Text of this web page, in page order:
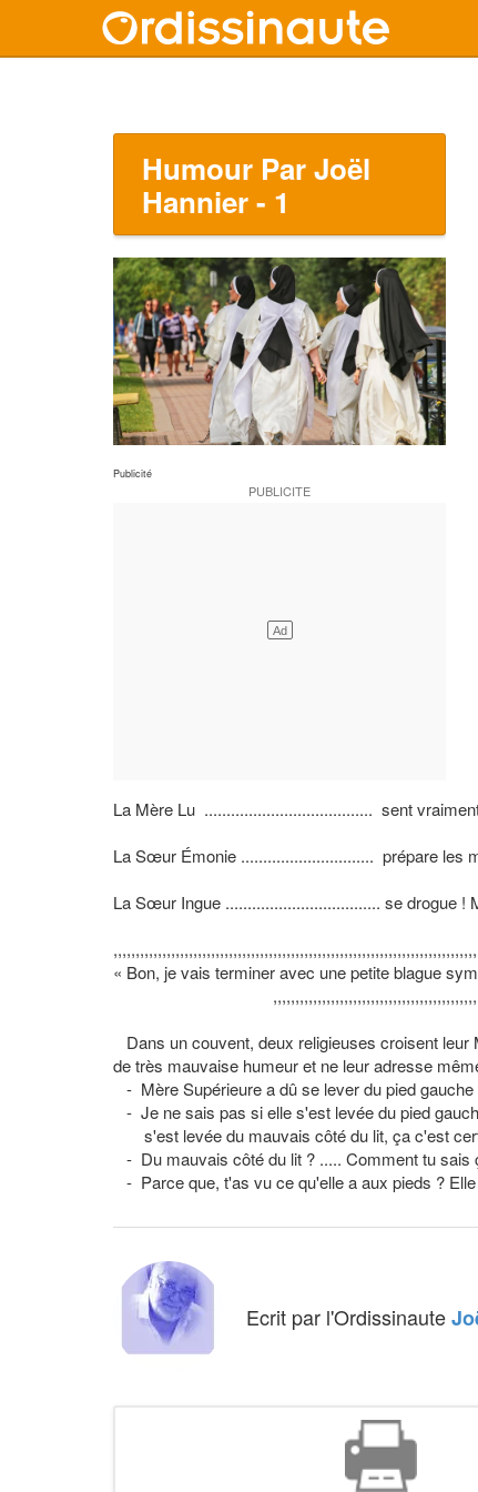
Humour Par Joël
Hannier - 1
La Mère Lu ...................................... sent
La Sœur Émonie .............................. prépare les
La Sœur Ingue ................................... se drogue !
« Bon, je vais terminer avec une petite blague
Dans un couvent, deux religieuses croisent
de très mauvaise humeur et ne leur adresse
- Mère Supérieure a dû se lever du pied gauche
- Je ne sais pas si elle s'est levée du pied
s'est levée du mauvais côté du lit, ça c'est
- Du mauvais côté du lit ? ..... Comment tu sais
- Parce que, t'as vu ce qu'elle a aux pieds ?
Ecrit par l'Ordissinaute